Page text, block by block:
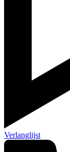
Verlanglijst